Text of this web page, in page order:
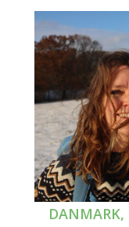
DANMARK,